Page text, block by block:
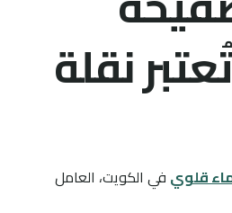
نقلة
قلوي في الكويت، العامل